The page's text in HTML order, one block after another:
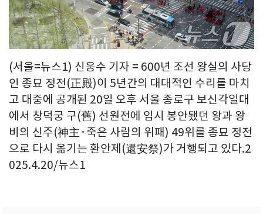
(서울=뉴스1) 신웅수 기자 = 600년 조선 왕실의 사당
인 종묘 정전(正殿)이 5년간의 대대적인 수리를 마치
고 대중에 공개된 20일 오후 서울 종로구 보신각일대
에서 창덕궁 구(舊) 선원전에 임시 봉안됐던 왕과 왕
비의 신주(神主·죽은 사람의 위패) 49위를 종묘 정전
으로 다시 옮기는 환안제(還安祭)가 거행되고 있다.2
025.4.20/뉴스1